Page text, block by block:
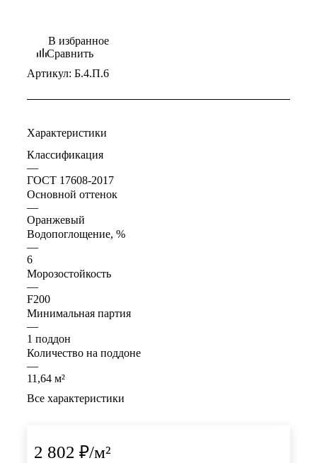
В избранное
Сравнить
Артикул: Б.4.П.6
Характеристики
Классификация
—
ГОСТ 17608-2017
Основной оттенок
—
Оранжевый
Водопоглощение, %
—
6
Морозостойкость
—
F200
Минимальная партия
—
1 поддон
Количество на поддоне
—
11,64 м²
Все характеристики
2 802 ₽/м²